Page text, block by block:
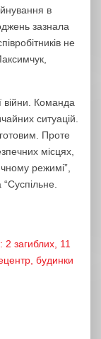
в
зазнала
не
війни. Команда
ситуацій.
Проте
місцях,
режимі”,
загиблих, 11
будинки